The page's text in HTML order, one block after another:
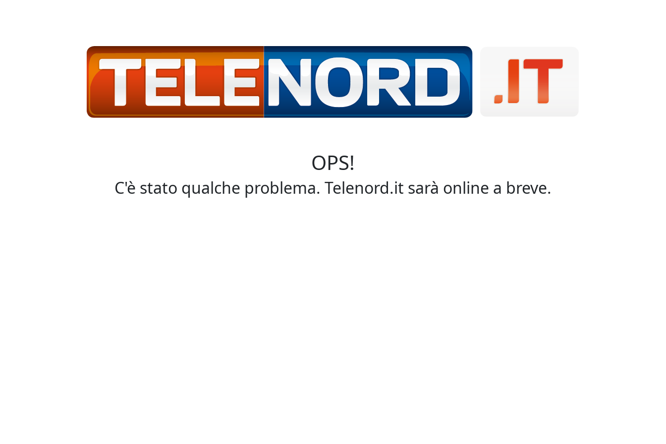
OPS!
C'è stato qualche problema. Telenord.it sarà online a breve.